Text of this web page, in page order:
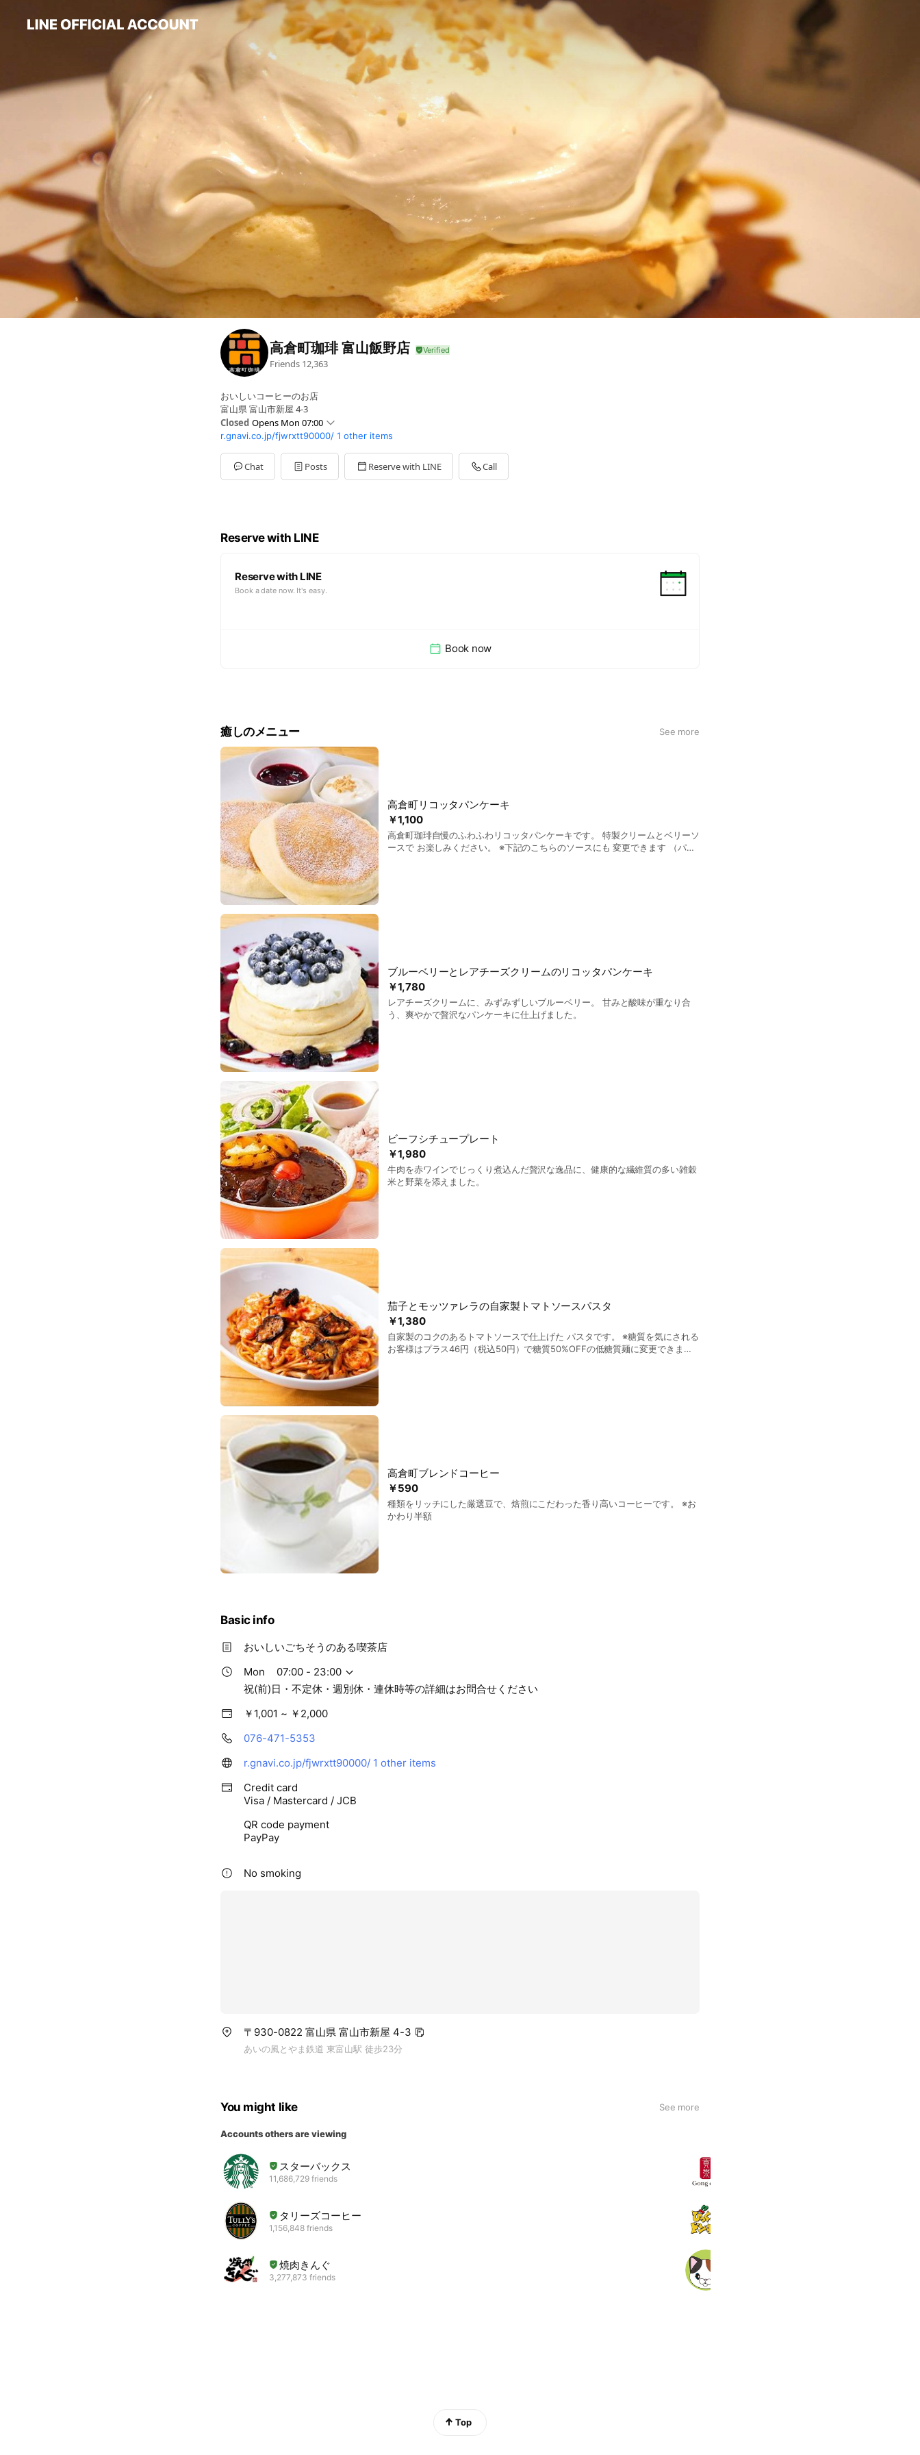
高倉町珈琲 富山飯野店
Friends 12,363
おいしいコーヒーのお店
富山県 富山市新屋 4-3
Closed Opens Mon 07:00
Mon07:00 - 23:00
Tue07:00 - 23:00
Wed07:00 - 23:00
Thu07:00 - 23:00
r.gnavi.co.jp/fjwrxtt90000/ 1 other items
Chat Posts Reserve with LINE Call
Reserve with LINE
Reserve with LINE
Book a date now. It's easy.
Book now
癒しのメニュー See more
￥1,100
高倉町リコッタパンケーキ
高倉町珈琲自慢のふわふわリコッタパンケーキです。 特製クリームとベリーソ
ースで お楽しみください。 ※下記のこちらのソースにも 変更できます （パン
￥1,780
ブルーベリーとレアチーズクリームのリコッタパンケーキ
レアチーズクリームに、みずみずしいブルーベリー。 甘みと酸味が重なり合
う、爽やかで贅沢なパンケーキに仕上げました。
￥1,980
ビーフシチュープレート
牛肉を赤ワインでじっくり煮込んだ贅沢な逸品に、健康的な繊維質の多い雑穀
米と野菜を添えました。
￥1,380
茄子とモッツァレラの自家製トマトソースパスタ
自家製のコクのあるトマトソースで仕上げた パスタです。 ※糖質を気にされる
お客様はプラス46円（税込50円）で糖質50%OFFの低糖質麺に変更できま
￥590
高倉町ブレンドコーヒー
種類をリッチにした厳選豆で、焙煎にこだわった香り高いコーヒーです。 ※お
かわり半額
Basic info
おいしいごちそうのある喫茶店
Mon
07:00 - 23:00
祝(前)日・不定休・週別休・連休時等の詳細はお問合せください
￥1,001 ~ ￥2,000
076-471-5353
r.gnavi.co.jp/fjwrxtt90000/ 1 other items
Credit card
Visa / Mastercard / JCB
QR code payment
PayPay
No smoking
〒930-0822 富山県 富山市新屋 4-3
あいの風とやま鉄道 東富山駅 徒歩23分
You might like See more
Accounts others are viewing
スターバックス
11,686,729 friends
タリーズコーヒー
1,156,848 friends
焼肉きんぐ
3,277,873 friends
Top